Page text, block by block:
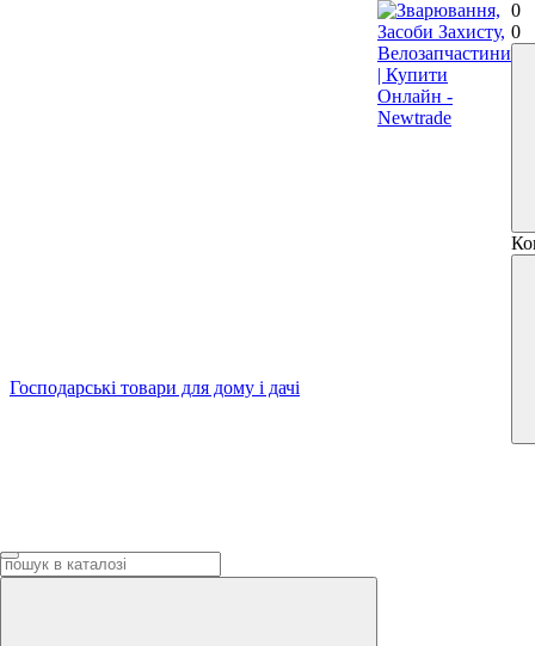
0
0
Господарські товари для дому і дачі